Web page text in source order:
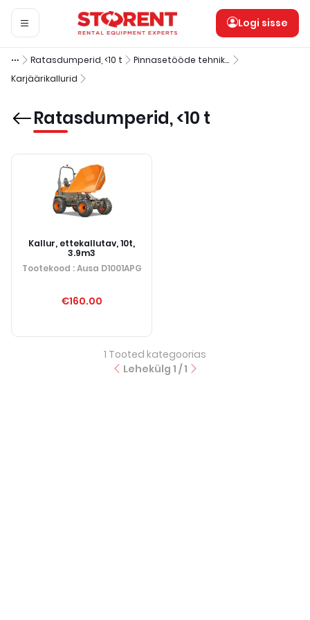
Logi sisse
Ratasdumperid, <10 t
Pinnasetööde tehnika
Karjäärikallurid
Ratasdumperid, <10 t
Kallur, ettekallutav, 10t,
3.9m3
Tootekood : Ausa D1001APG
€160.00
1 Tooted kategoorias
Lehekülg 1 /1